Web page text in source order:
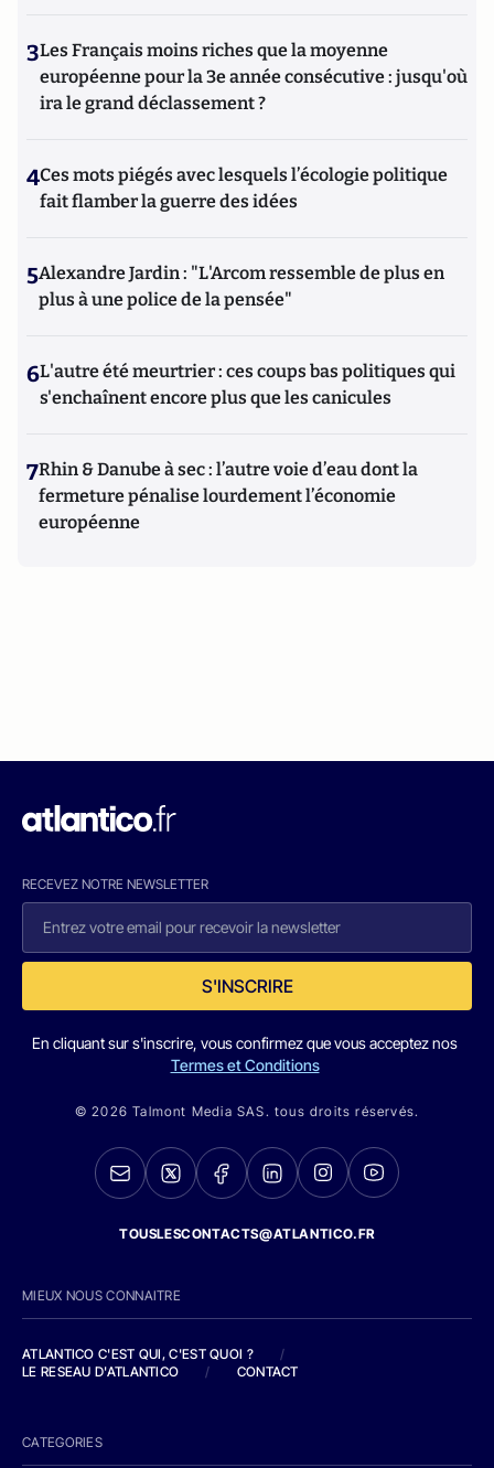
3Les Français moins riches que la moyenne
européenne pour la 3e année consécutive : jusqu'où
ira le grand déclassement ?
4Ces mots piégés avec lesquels l’écologie politique
fait flamber la guerre des idées
5Alexandre Jardin : "L'Arcom ressemble de plus en
plus à une police de la pensée"
6L'autre été meurtrier : ces coups bas politiques qui
s'enchaînent encore plus que les canicules
7Rhin & Danube à sec : l’autre voie d’eau dont la
fermeture pénalise lourdement l’économie
européenne
RECEVEZ NOTRE NEWSLETTER
S'INSCRIRE
En cliquant sur s'inscrire, vous confirmez que vous acceptez nos
Termes et Conditions
© 2026 Talmont Media SAS. tous droits réservés.
TOUSLESCONTACTS@ATLANTICO.FR
MIEUX NOUS CONNAITRE
ATLANTICO C'EST QUI, C'EST QUOI ?
/
LE RESEAU D'ATLANTICO
/ CONTACT
CATEGORIES